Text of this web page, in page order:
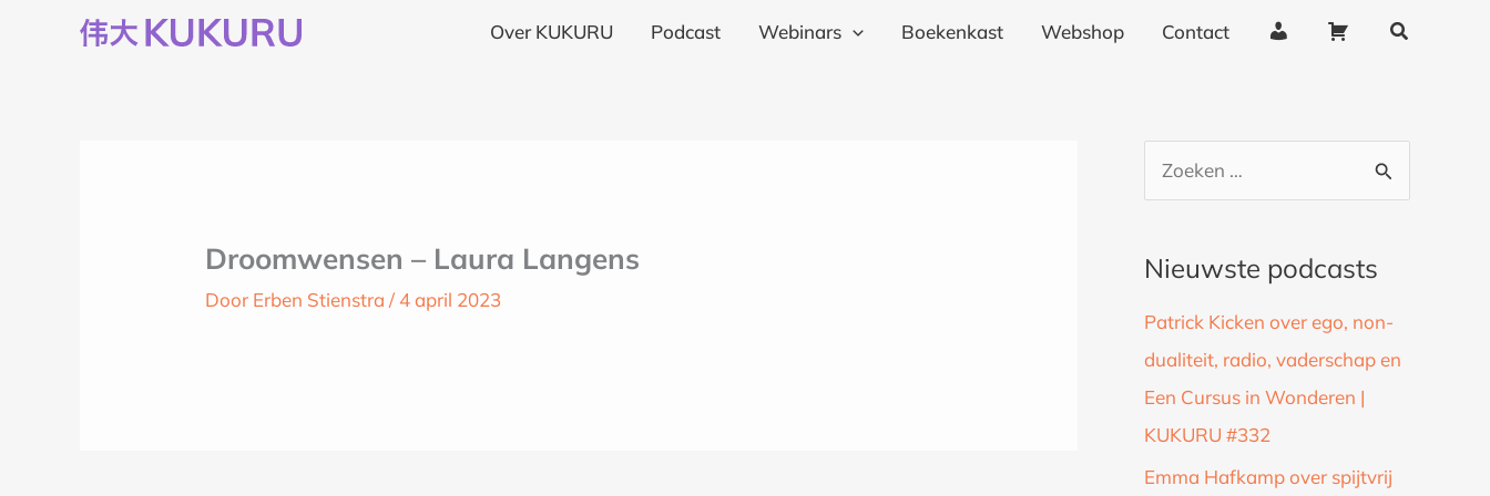
Over KUKURU Podcast Webinars Boekenkast Webshop Contact
e
v
e
W
g
Zoeken
Droomwensen – Laura Langens
Door Erben Stienstra/ 4 april 2023
n
a
a
r
:
Nieuwste podcasts
Patrick Kicken over ego, non-
dualiteit, radio, vaderschap en
Een Cursus in Wonderen |
KUKURU #332
Emma Hafkamp over spijtvrij